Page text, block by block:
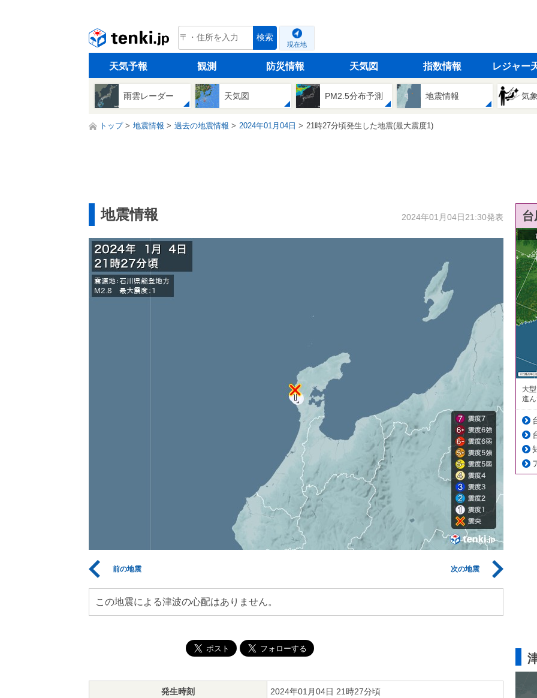
tenki.jp 検索
現在地
天気予報 観測 防災情報 天気図 指数情報 レジャー
雨雲レーダー 天気図 PM2.5分布予測 地震情報 気
トップ 地震情報 過去の地震情報 2024年01月04日 21時27分頃発生した地震(最大震度1)
地震情報 2024年01月04日21:30発表
前の地震 次の地震
この地震による津波の心配はありません。
発生時刻 2024年01月04日 21時27分頃
大
進